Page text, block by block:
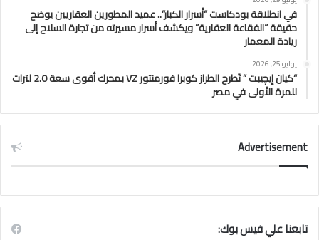
في انطلاقة بودكاست “أسرار الكبار”.. عميد المطورين العقاريين يوضح
حقيقة “الفقاعة العقارية” ويكشف أسرار مسيرته من تجارة السلاح إلى
ريادة المعمار
يوليو 25, 2026
“كيان إيچيبت ” تَطرح الطراز كوبرا فورمنتور VZ بمحرك أقوى سعة 2.0 لترات
للمرة الأولى في مصر
Advertisement
تابعنا علي فيس بوك: